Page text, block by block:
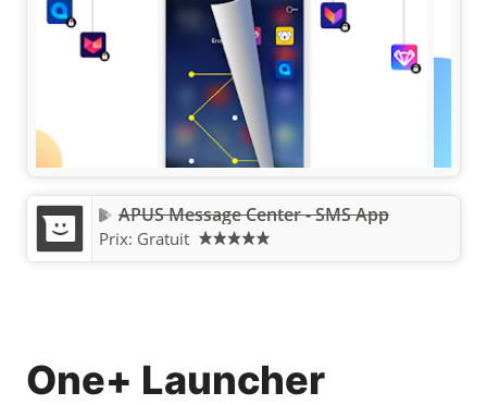
APUS Message Center - SMS App
Prix: Gratuit
One+ Launcher